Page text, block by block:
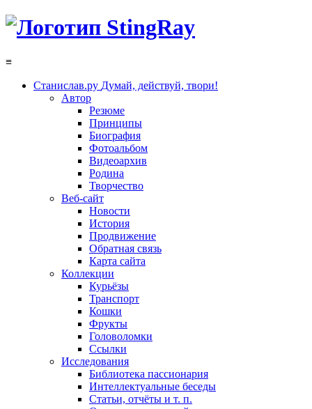
≡
Станислав.ру Думай, действуй, твори!
Автор
Резюме
Принципы
Биография
Фотоальбом
Видеоархив
Родина
Творчество
Веб-сайт
Новости
История
Продвижение
Обратная связь
Карта сайта
Коллекции
Курьёзы
Транспорт
Кошки
Фрукты
Головоломки
Ссылки
Исследования
Библиотека пассионария
Интеллектуальные беседы
Статьи, отчёты и т. п.